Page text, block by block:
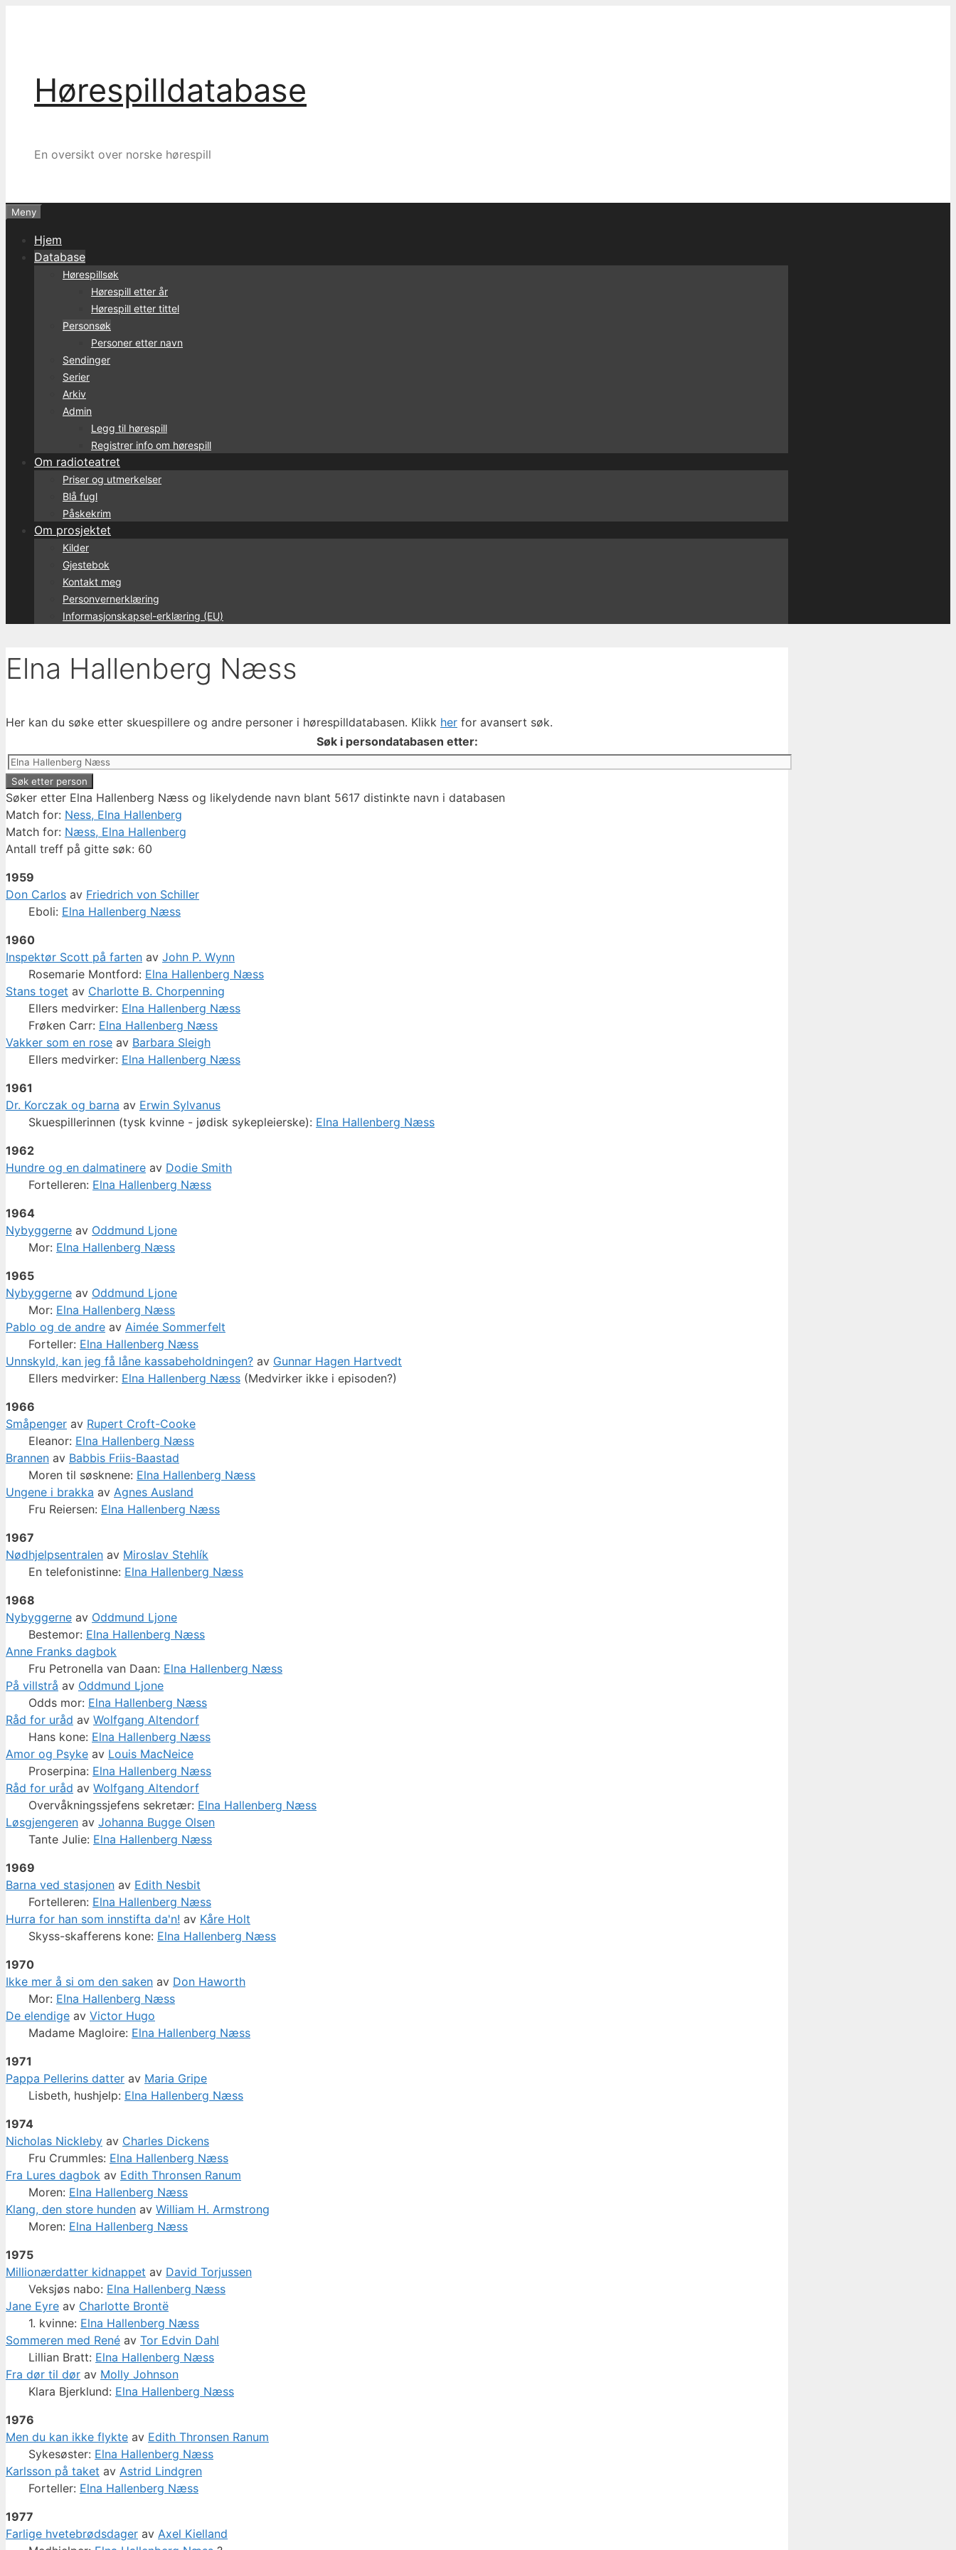
Hørespilldatabase
En oversikt over norske hørespill
Meny
Hjem
Database
Hørespillsøk
Hørespill etter år
Hørespill etter tittel
Personsøk
Personer etter navn
Sendinger
Serier
Arkiv
Admin
Legg til hørespill
Registrer info om hørespill
Om radioteatret
Priser og utmerkelser
Blå fugl
Påskekrim
Om prosjektet
Kilder
Gjestebok
Kontakt meg
Personvernerklæring
Informasjonskapsel-erklæring (EU)
Elna Hallenberg Næss
Her kan du søke etter skuespillere og andre personer i hørespilldatabasen. Klikk her for avansert søk.
Søk i persondatabasen etter:
Søker etter Elna Hallenberg Næss og likelydende navn blant 5617 distinkte navn i databasen
Match for: Ness, Elna Hallenberg
Match for: Næss, Elna Hallenberg
Antall treff på gitte søk: 60
1959
Don Carlos av Friedrich von Schiller
Eboli: Elna Hallenberg Næss
1960
Inspektør Scott på farten av John P. Wynn
Rosemarie Montford: Elna Hallenberg Næss
Stans toget av Charlotte B. Chorpenning
Ellers medvirker: Elna Hallenberg Næss
Frøken Carr: Elna Hallenberg Næss
Vakker som en rose av Barbara Sleigh
Ellers medvirker: Elna Hallenberg Næss
1961
Dr. Korczak og barna av Erwin Sylvanus
Skuespillerinnen (tysk kvinne - jødisk sykepleierske): Elna Hallenberg Næss
1962
Hundre og en dalmatinere av Dodie Smith
Fortelleren: Elna Hallenberg Næss
1964
Nybyggerne av Oddmund Ljone
Mor: Elna Hallenberg Næss
1965
Nybyggerne av Oddmund Ljone
Mor: Elna Hallenberg Næss
Pablo og de andre av Aimée Sommerfelt
Forteller: Elna Hallenberg Næss
Unnskyld, kan jeg få låne kassabeholdningen? av Gunnar Hagen Hartvedt
Ellers medvirker: Elna Hallenberg Næss (Medvirker ikke i episoden?)
1966
Småpenger av Rupert Croft-Cooke
Eleanor: Elna Hallenberg Næss
Brannen av Babbis Friis-Baastad
Moren til søsknene: Elna Hallenberg Næss
Ungene i brakka av Agnes Ausland
Fru Reiersen: Elna Hallenberg Næss
1967
Nødhjelpsentralen av Miroslav Stehlík
En telefonistinne: Elna Hallenberg Næss
1968
Nybyggerne av Oddmund Ljone
Bestemor: Elna Hallenberg Næss
Anne Franks dagbok
Fru Petronella van Daan: Elna Hallenberg Næss
På villstrå av Oddmund Ljone
Odds mor: Elna Hallenberg Næss
Råd for uråd av Wolfgang Altendorf
Hans kone: Elna Hallenberg Næss
Amor og Psyke av Louis MacNeice
Proserpina: Elna Hallenberg Næss
Råd for uråd av Wolfgang Altendorf
Overvåkningssjefens sekretær: Elna Hallenberg Næss
Løsgjengeren av Johanna Bugge Olsen
Tante Julie: Elna Hallenberg Næss
1969
Barna ved stasjonen av Edith Nesbit
Fortelleren: Elna Hallenberg Næss
Hurra for han som innstifta da'n! av Kåre Holt
Skyss-skafferens kone: Elna Hallenberg Næss
1970
Ikke mer å si om den saken av Don Haworth
Mor: Elna Hallenberg Næss
De elendige av Victor Hugo
Madame Magloire: Elna Hallenberg Næss
1971
Pappa Pellerins datter av Maria Gripe
Lisbeth, hushjelp: Elna Hallenberg Næss
1974
Nicholas Nickleby av Charles Dickens
Fru Crummles: Elna Hallenberg Næss
Fra Lures dagbok av Edith Thronsen Ranum
Moren: Elna Hallenberg Næss
Klang, den store hunden av William H. Armstrong
Moren: Elna Hallenberg Næss
1975
Millionærdatter kidnappet av David Torjussen
Veksjøs nabo: Elna Hallenberg Næss
Jane Eyre av Charlotte Brontë
1. kvinne: Elna Hallenberg Næss
Sommeren med René av Tor Edvin Dahl
Lillian Bratt: Elna Hallenberg Næss
Fra dør til dør av Molly Johnson
Klara Bjerklund: Elna Hallenberg Næss
1976
Men du kan ikke flykte av Edith Thronsen Ranum
Sykesøster: Elna Hallenberg Næss
Karlsson på taket av Astrid Lindgren
Forteller: Elna Hallenberg Næss
1977
Farlige hvetebrødsdager av Axel Kielland